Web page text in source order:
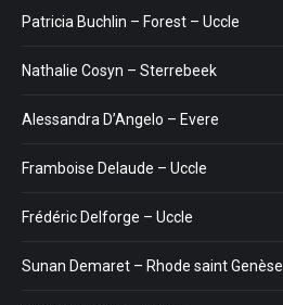
Patricia Buchlin – Forest – Uccle
Nathalie Cosyn – Sterrebeek
Alessandra D’Angelo – Evere
Framboise Delaude – Uccle
Frédéric Delforge – Uccle
Sunan Demaret – Rhode saint Genèse